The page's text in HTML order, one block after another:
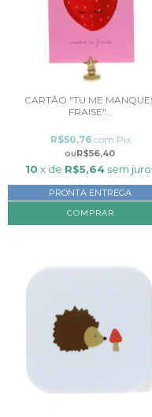
CARTÃO "TU ME
FRAISE"...
R$56,40
R$50,76 com Pix
10 x de R$5,64 sem
PRONTA ENTREGA